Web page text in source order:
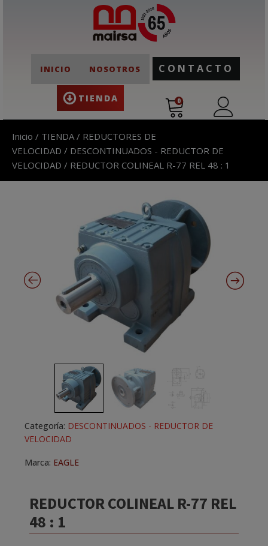
INICIO NOSOTROS
TIENDA
CONTACTO
0
Inicio / TIENDA / REDUCTORES DE
VELOCIDAD / DESCONTINUADOS - REDUCTOR DE
VELOCIDAD / REDUCTOR COLINEAL R-77 REL 48 : 1
REDUCTOR COLINEAL R-77 REL
48 : 1
Categoría: DESCONTINUADOS - REDUCTOR DE
VELOCIDAD
Marca: EAGLE